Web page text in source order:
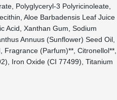
Polyglyceryl-3 Polyricinoleate,
Aloe Barbadensis Leaf Juice
Acid, Xanthan Gum, Sodium
Annuus (Sunflower) Seed Oil,
(Parfum)**, Citronellol**,
Iron Oxide (CI 77499), Titanium